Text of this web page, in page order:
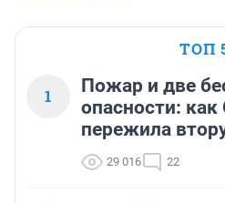
ТОП
1
Пожар и две
опасности:
пережила
29 016 22